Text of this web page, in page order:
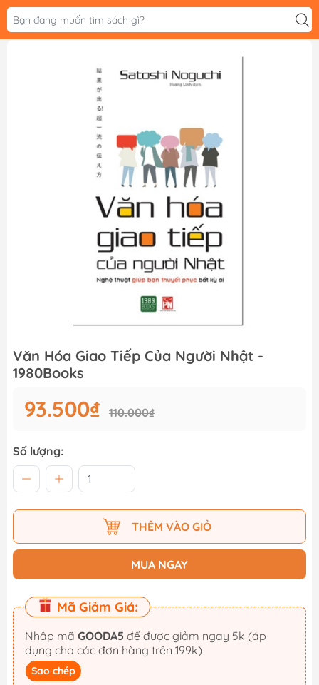
Văn Hóa Giao Tiếp Của Người Nhật -
1980Books
93.500₫ 110.000₫
Số lượng:
THÊM VÀO GIỎ
MUA NGAY
Mã Giảm Giá:
Nhập mã GOODA5
dụng cho các đơn hàng trên 199k)
Sao chép